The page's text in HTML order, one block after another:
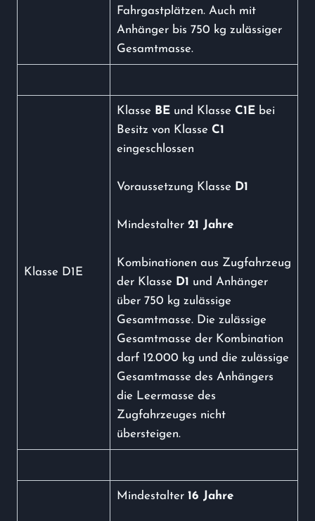
Fahrgastplätzen. Auch mit
Anhänger bis 750 kg zulässiger
Gesamtmasse.
Klasse D1E
Klasse BEund Klasse C1Ebei
Besitz von Klasse C1
eingeschlossen
Voraussetzung Klasse D1
Mindestalter 21 Jahre
Kombinationen aus Zugfahrzeug
der Klasse D1 und Anhänger
über 750 kg zulässige
Gesamtmasse. Die zulässige
Gesamtmasse der Kombination
darf 12.000 kg und die zulässige
Gesamtmasse des Anhängers
die Leermasse des
Zugfahrzeuges nicht
übersteigen.
Mindestalter 16 Jahre